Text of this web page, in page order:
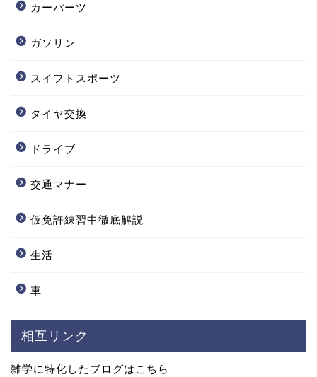
カーパーツ
ガソリン
スイフトスポーツ
タイヤ交換
ドライブ
交通マナー
仮免許練習中徹底解説
生活
車
相互リンク
雑学に特化したブログはこちら